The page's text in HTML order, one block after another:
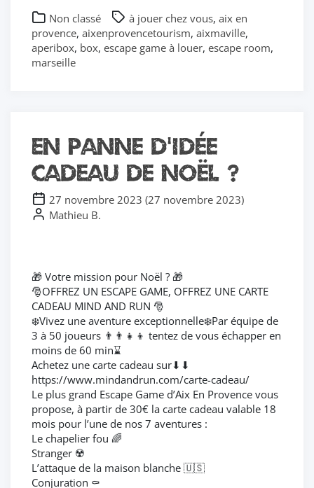
Non classé à jouer chez vous, aix en
provence, aixenprovencetourism, aixmaville,
aperibox, box, escape game à louer, escape room,
marseille
En panne d’idée
cadeau de noël ?
27 novembre 2023 (27 novembre 2023)
Mathieu B.
🎁 Votre mission pour Noël ? 🎁
🎅OFFREZ UN ESCAPE GAME, OFFREZ UNE CARTE
CADEAU MIND AND RUN 🎅
❄️Vivez une aventure exceptionnelle❄️Par équipe de
3 à 50 joueurs 👨‍👨‍👧‍👦 tentez de vous échapper en
moins de 60 min⌛️
Achetez une carte cadeau sur⬇⬇
https://www.mindandrun.com/carte-cadeau/
Le plus grand Escape Game d’Aix En Provence vous
propose, à partir de 30€ la carte cadeau valable 18
mois pour l’une de nos 7 aventures :
Le chapelier fou 🌈
Stranger ☢️
L’attaque de la maison blanche 🇺🇸
Conjuration ⚰️